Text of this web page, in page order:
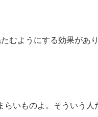
むようにする効果があり
らいものよ。そういう